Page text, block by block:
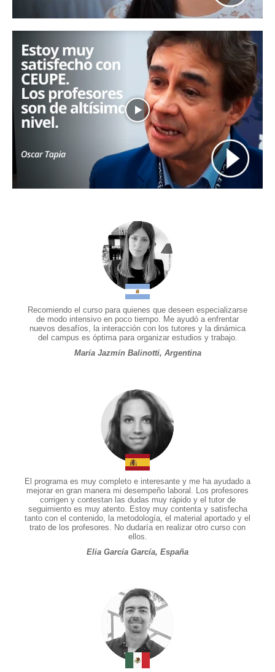
Recomiendo el curso para quienes que deseen especializarse
de modo intensivo en poco tiempo. Me ayudó a enfrentar
nuevos desafíos, la interacción con los tutores y la dinámica
del campus es óptima para organizar estudios y trabajo.
María Jazmín Balinotti, Argentina
El programa es muy completo e interesante y me ha ayudado a
mejorar en gran manera mi desempeño laboral. Los profesores
corrigen y contestan las dudas muy rápido y el tutor de
seguimiento es muy atento. Estoy muy contenta y satisfecha
tanto con el contenido, la metodología, el material aportado y el
trato de los profesores. No dudaría en realizar otro curso con
ellos.
Elia García García, España